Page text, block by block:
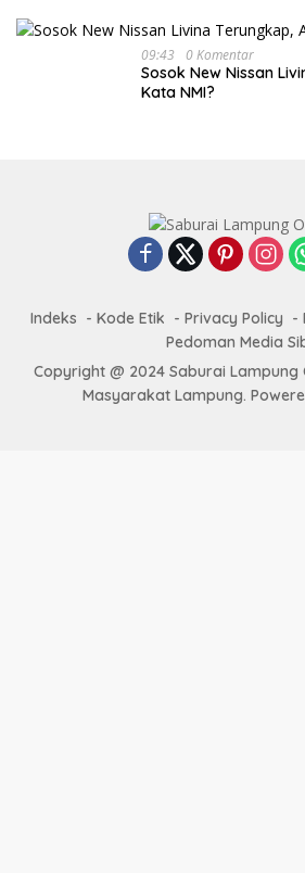
09:43
0 Komentar
Sosok New Nissan
Kata NMI?
Indeks Kode Etik Privacy Policy
Pedoman Media
Copyright @ 2024 Saburai Lampung
Masyarakat Lampung.